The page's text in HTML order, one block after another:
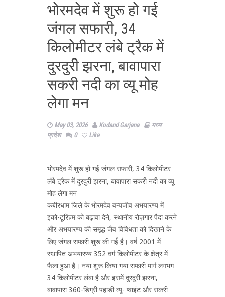
भोरमदेव में शुरू हो गई
जंगल सफारी, 34
किलोमीटर लंबे ट्रैक में
दुरदुरी झरना, बावापारा
सकरी नदी का व्यू मोह
लेगा मन
May 03, 2026 Kodand Garjana
मध्य
प्रदेश
0 Like
भोरमदेव में शुरू हो गई जंगल सफारी, 34 किलोमीटर
लंबे ट्रैक में दुरदुरी झरना, बावापारा सकरी नदी का व्यू
मोह लेगा मन
कबीरधाम ज़िले के भोरमदेव वन्यजीव अभयारण्य में
इको-टूरिज़्म को बढ़ावा देने, स्थानीय रोज़गार पैदा करने
और अभयारण्य की समृद्ध जैव विविधता को दिखाने के
लिए जंगल सफारी शुरू की गई है। वर्ष 2001 में
स्थापित अभयारण्य 352 वर्ग किलोमीटर के क्षेत्र में
फैला हुआ है। नया शुरू किया गया सफारी मार्ग लगभग
34 किलोमीटर लंबा है और इसमें दुरदुरी झरना,
बावापारा 360-डिग्री पहाड़ी व्यू- प्वाइंट और सकरी